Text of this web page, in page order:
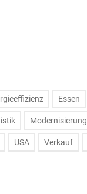
Essen
Modernisierung
USA Verkauf